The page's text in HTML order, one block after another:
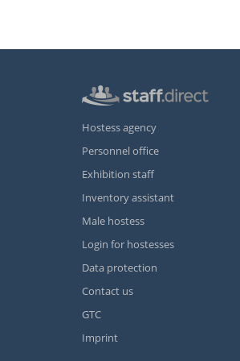
Hostess agency
Personnel office
Exhibition staff
Inventory assistant
Male hostess
Login for hostesses
Data protection
Contact us
GTC
Imprint